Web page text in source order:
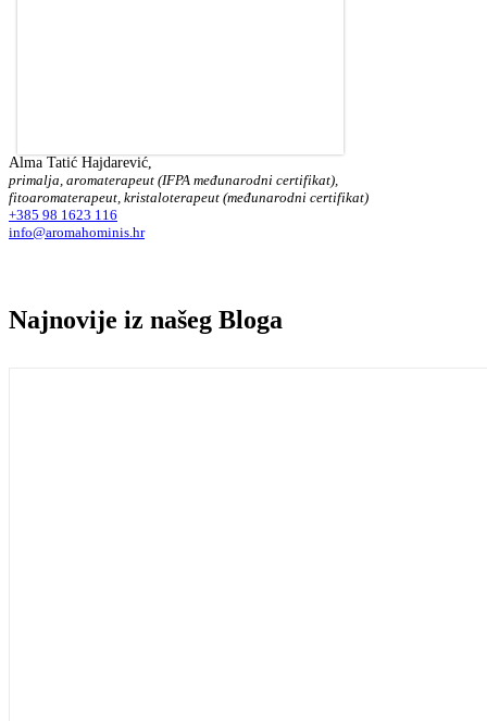
Alma Tatić Hajdarević,
primalja, aromaterapeut (IFPA međunarodni certifikat),
fitoaromaterapeut, kristaloterapeut (međunarodni certifikat)
+385 98 1623 116
info@aromahominis.hr
Najnovije iz našeg Bloga